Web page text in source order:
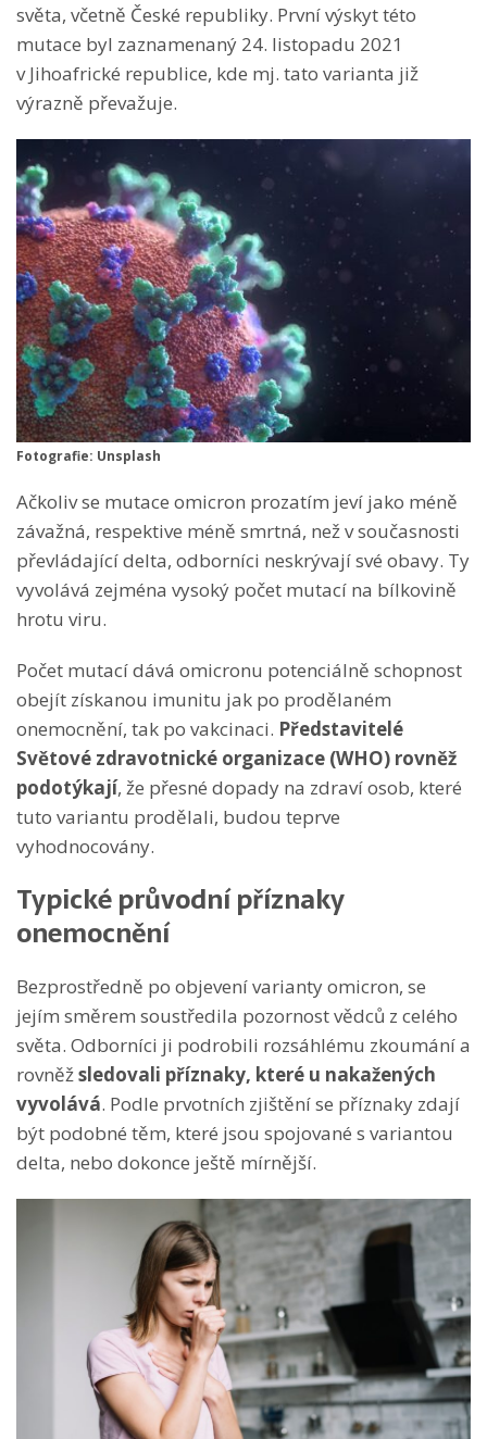
světa, včetně České republiky. První výskyt této
mutace byl zaznamenaný 24. listopadu 2021
v Jihoafrické republice, kde mj. tato varianta již
výrazně převažuje.
Fotografie: Unsplash
Ačkoliv se mutace omicron prozatím jeví jako méně
závažná, respektive méně smrtná, než v současnosti
převládající delta, odborníci neskrývají své obavy. Ty
vyvolává zejména vysoký počet mutací na bílkovině
hrotu viru.
Počet mutací dává omicronu potenciálně schopnost
obejít získanou imunitu jak po prodělaném
onemocnění, tak po vakcinaci. Představitelé
Světové zdravotnické organizace (WHO) rovněž
podotýkají, že přesné dopady na zdraví osob, které
tuto variantu prodělali, budou teprve
vyhodnocovány.
Typické průvodní příznaky
onemocnění
Bezprostředně po objevení varianty omicron, se
jejím směrem soustředila pozornost vědců z celého
světa. Odborníci ji podrobili rozsáhlému zkoumání a
rovněžsledovali příznaky, které u nakažených
vyvolává. Podle prvotních zjištění se příznaky zdají
být podobné těm, které jsou spojované s variantou
delta, nebo dokonce ještě mírnější.